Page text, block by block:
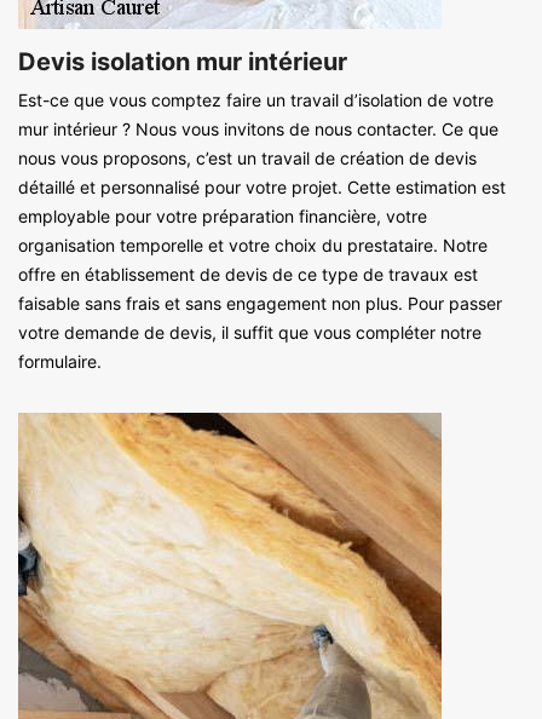
Devis isolation mur intérieur
Est-ce que vous comptez faire un travail d’isolation de votre
mur intérieur ? Nous vous invitons de nous contacter. Ce que
nous vous proposons, c’est un travail de création de devis
détaillé et personnalisé pour votre projet. Cette estimation est
employable pour votre préparation financière, votre
organisation temporelle et votre choix du prestataire. Notre
offre en établissement de devis de ce type de travaux est
faisable sans frais et sans engagement non plus. Pour passer
votre demande de devis, il suffit que vous compléter notre
formulaire.